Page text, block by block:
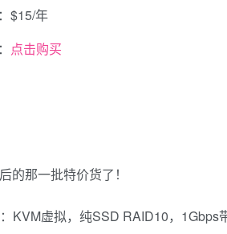
$15/年
点击购买
的那一批特价货了！
KVM虚拟，纯SSD RAID10，1Gbps